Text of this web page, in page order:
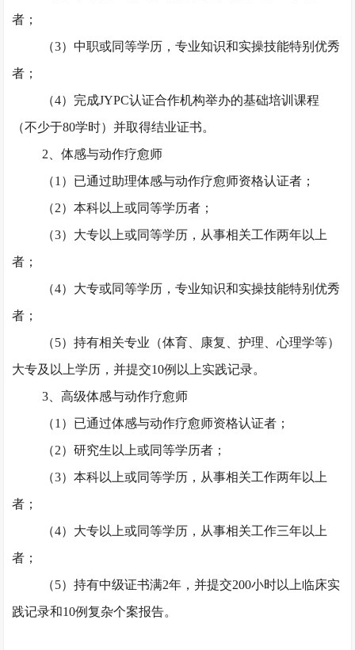
者；
（3）中职或同等学历，专业知识和实操技能特别优秀
者；
（4）完成JYPC认证合作机构举办的基础培训课程
（不少于80学时）并取得结业证书。
2、体感与动作疗愈师
（1）已通过助理体感与动作疗愈师资格认证者；
（2）本科以上或同等学历者；
（3）大专以上或同等学历，从事相关工作两年以上
者；
（4）大专或同等学历，专业知识和实操技能特别优秀
者；
（5）持有相关专业（体育、康复、护理、心理学等）
大专及以上学历，并提交10例以上实践记录。
3、高级体感与动作疗愈师
（1）已通过体感与动作疗愈师资格认证者；
（2）研究生以上或同等学历者；
（3）本科以上或同等学历，从事相关工作两年以上
者；
（4）大专以上或同等学历，从事相关工作三年以上
者；
（5）持有中级证书满2年，并提交200小时以上临床实
践记录和10例复杂个案报告。